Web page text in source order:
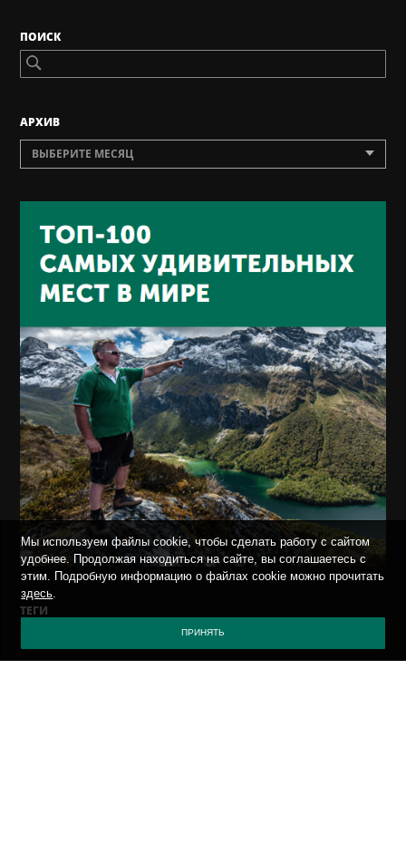
ПОИСК
AРХИВ
ВЫБЕРИТЕ МЕСЯЦ
ТЕГИ
ВСЯКО-РАЗНО
Мы используем файлы cookie, чтобы сделать работу с сайтом
удобнее. Продолжая находиться на сайте, вы соглашаетесь с
этим. Подробную информацию о файлах cookie можно прочитать
здесь.
ПРИНЯТЬ